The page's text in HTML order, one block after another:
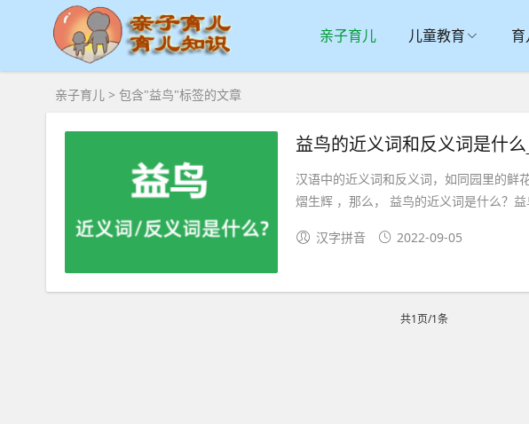
亲子育儿 儿童教育
亲子育儿 > 包含"益鸟"标签的文章
益鸟的近义词和反义词是什
汉语中的近义词和反义词，如同园里的鲜
熠生辉 ，那么， 益鸟的近义词是什么？
汉字拼音 2022-09-05
共1页/1条